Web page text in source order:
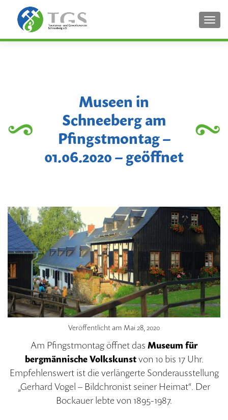
Museen in
Schneeberg am
Pfingstmontag –
01.06.2020 – geöffnet
Veröffentlicht am Mai 28, 2020
Am Pfingstmontag öffnet das Museum für
bergmännische Volkskunstvon 10 bis 17 Uhr.
Empfehlenswert ist die verlängerte Sonderausstellung
„Gerhard Vogel – Bildchronist seiner Heimat“. Der
Bockauer lebte von 1895-1987.